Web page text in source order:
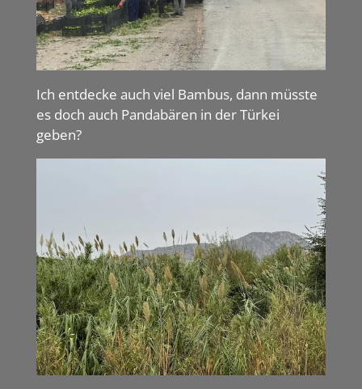
Ich entdecke auch viel Bambus, dann müsste
es doch auch Pandabären in der Türkei
geben?